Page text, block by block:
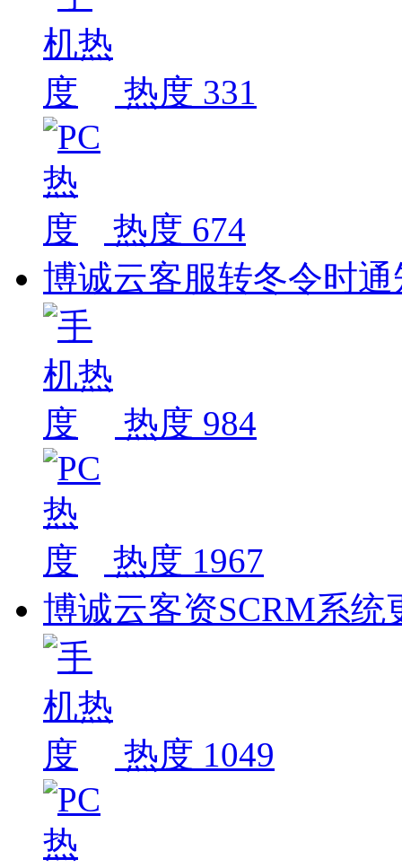
热度 331
热度 674
博诚云客服转冬令时通
热度 984
热度 1967
博诚云客资SCRM系统
热度 1049